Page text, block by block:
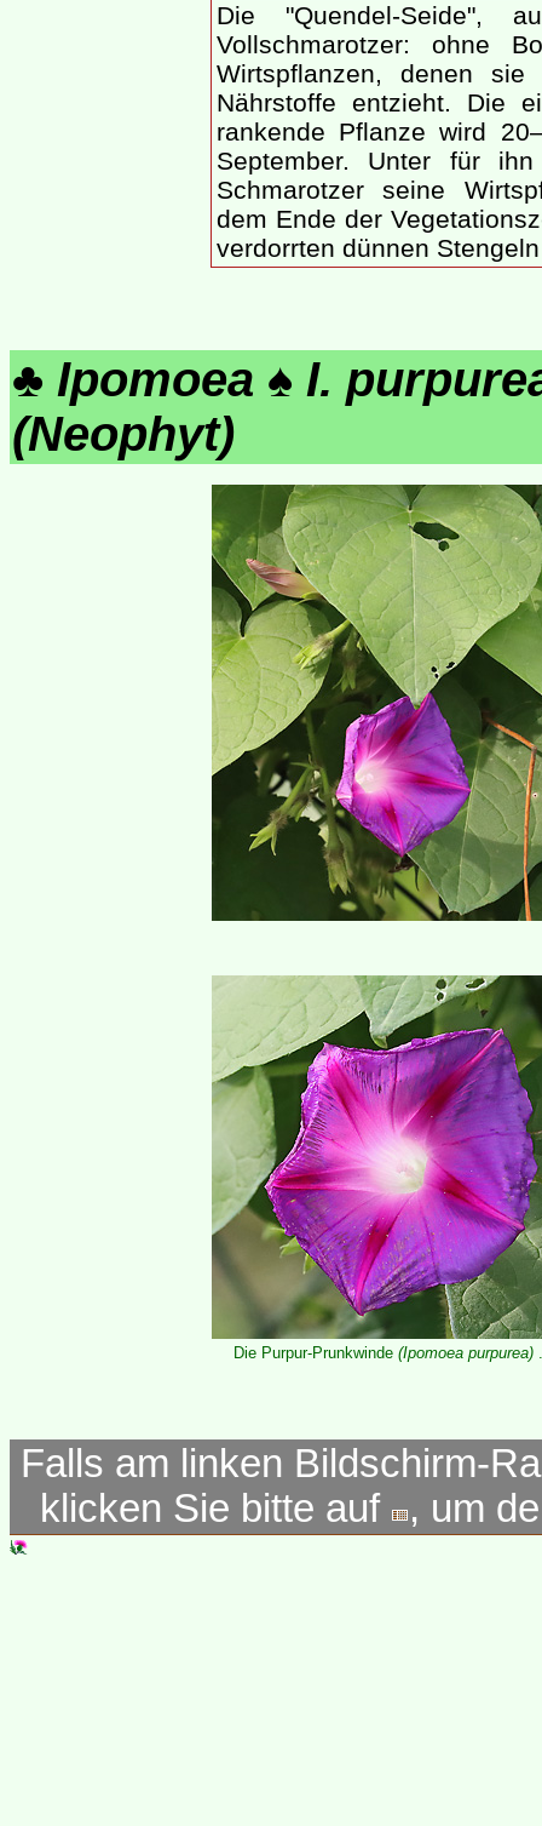
Die "Quendel-Seide",
Vollschmarotzer: ohne
Wirtspflanzen, denen
Nährstoffe entzieht. Die
rankende Pflanze wird
September. Unter für
Schmarotzer seine
dem Ende der
verdorrten dünnen
♣ Ipomoea ♠ I.
(Neophyt)
Die Purpur-Prunkwinde (Ipomoea purpurea)
Falls am linken Bildschirm-
klicken Sie bitte auf
, um